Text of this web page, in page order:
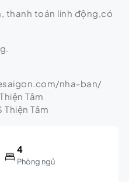
thanh toán linh động,có
nha-ban/
Tâm
Tâm
4
Phòng ngủ